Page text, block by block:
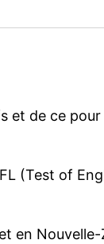
et de ce
(Test of
en Nouvelle-